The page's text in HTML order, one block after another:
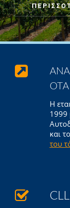
ΟΤΑ
Η
1999
και
του